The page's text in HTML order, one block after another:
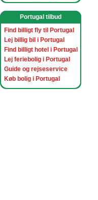
Portugal tilbud
Find billigt fly til Portugal
Lej billig bil i Portugal
Find billigt hotel i Portugal
Lej feriebolig i Portugal
Guide og rejseservice
Køb bolig i Portugal